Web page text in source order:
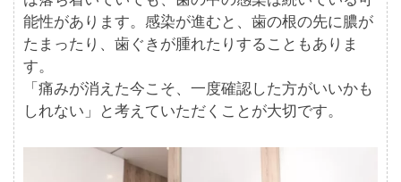
能性があります。感染が進むと、歯の根の先に膿が
たまったり、歯ぐきが腫れたりすることもありま
す。
「痛みが消えた今こそ、一度確認した方がいいかも
しれない」と考えていただくことが大切です。